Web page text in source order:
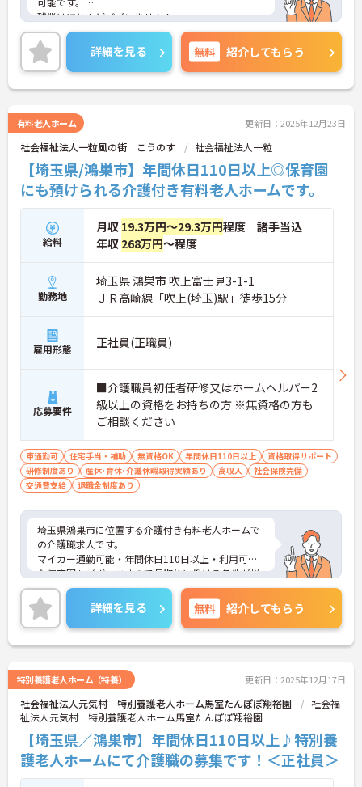
残業はほとんどございません！
ご興味ある方には、面接対策ポイントなど、さらに
詳細をお話しいたしますのでお気軽にご相談くださ
い。
詳細を見る 無料 紹介してもらう
有料老人ホーム 更新日：2025年12月23日
社会福祉法人一粒風の街 こうのす 社会福祉法人一粒
【埼玉県/鴻巣市】年間休日110日以上◎保育園
にも預けられる介護付き有料老人ホームです。
給料
月収 19.3万円～29.3万円程度 諸手当込
年収 268万円～程度
勤務地
埼玉県 鴻巣市 吹上富士見3-1-1
ＪＲ高崎線「吹上(埼玉)駅」徒歩15分
雇用形態 正社員(正職員)
応募要件
■介護職員初任者研修又はホームヘルパー2
級以上の資格をお持ちの方 ※無資格の方も
ご相談ください
車通勤可 住宅手当・補助 無資格OK 年間休日110日以上
資格取得サポート
研修制度あり
産休･育休･介護休暇取得実績あり 高収入
社会保険完備
交通費支給
退職金制度あり
埼玉県鴻巣市に位置する介護付き有料老人ホームで
の介護職求人です。
マイカー通勤可能・年間休日110日以上・利用可能
な保育園もございますので長期的に働ける条件が揃
っております。
また資格取得支援もあるので、これから資格をとっ
て経験を積んでいきたい方にもおすすめの求人で
す。
ご興味をお持ちの方はお気軽にお問い合わせくださ
詳細を見る 無料 紹介してもらう
特別養護老人ホーム（特養） 更新日：2025年12月17日
社会福祉法人元気村 特別養護老人ホーム馬室たんぽぽ翔裕園
社会福
祉法人元気村 特別養護老人ホーム馬室たんぽぽ翔裕園
【埼玉県／鴻巣市】年間休日110日以上♪特別養
護老人ホームにて介護職の募集です！＜正社員＞